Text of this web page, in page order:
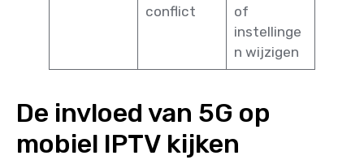
conflict
of
instellinge
n wijzigen
De invloed van 5G op
mobiel IPTV kijken